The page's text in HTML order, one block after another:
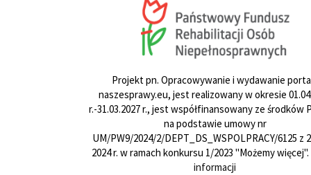
Projekt pn. Opracowywanie i wydawanie
naszesprawy.eu, jest realizowany w okresie
r.-31.03.2027 r., jest współfinansowany ze środków
na podstawie umowy nr
UM/PW9/2024/2/DEPT_DS_WSPOLPRACY/6125 z
2024 r. w ramach konkursu 1/2023 "Możemy więcej".
informacji